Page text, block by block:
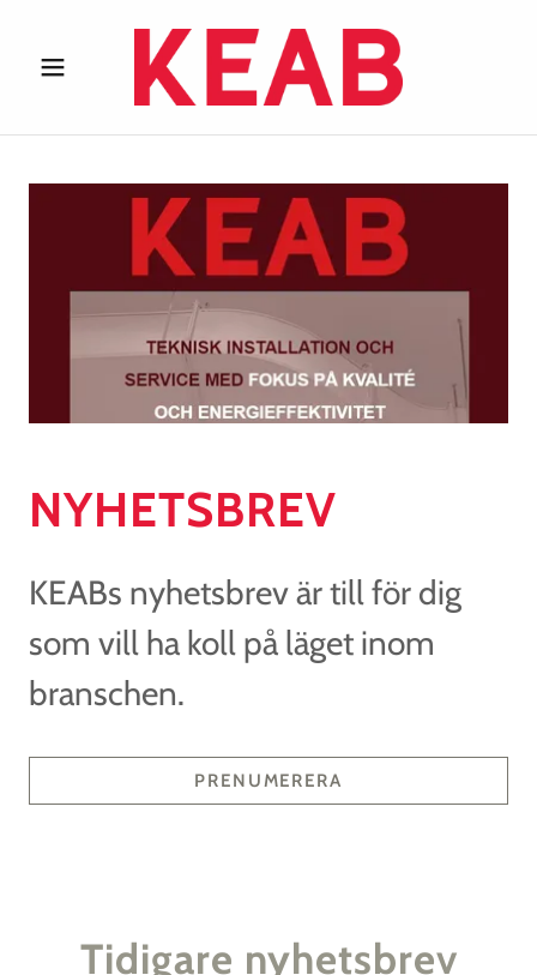
NYHETSBREV
KEABs nyhetsbrev är till för dig
som vill ha koll på läget inom
branschen.
PRENUMERERA
Tidigare nyhetsbrev